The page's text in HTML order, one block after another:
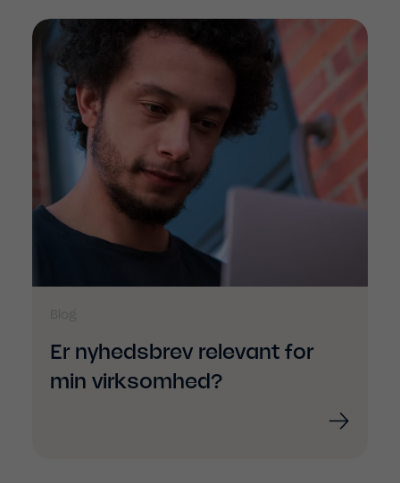
Er nyhedsbrev relevant for
min virksomhed?